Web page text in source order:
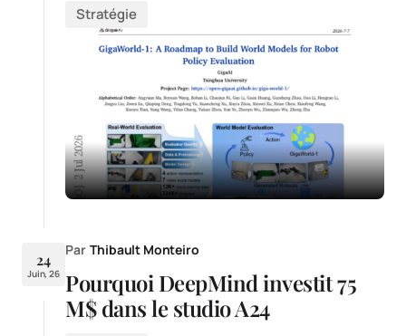
Stratégie
24
Juin, 26
Par Thibault Monteiro
Pourquoi DeepMind investit 75
M$ dans le studio A24